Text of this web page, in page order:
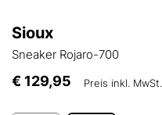
Sioux
Sneaker Rojaro-700
€ 129,95 Preis inkl. MwSt.